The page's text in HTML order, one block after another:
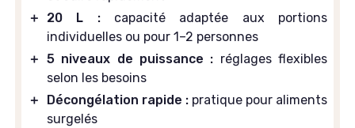
＋
20 L :capacité adaptée aux portions
individuelles ou pour 1–2 personnes
＋ 5 niveaux de puissance : réglages flexibles
selon les besoins
＋
Décongélation rapide : pratique pour aliments
surgelés